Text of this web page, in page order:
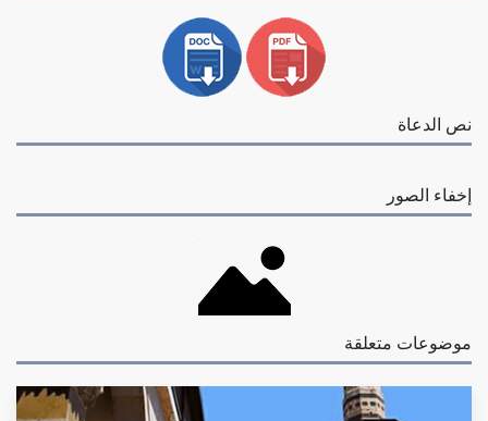
نص الدعاة
إخفاء الصور
موضوعات متعلقة